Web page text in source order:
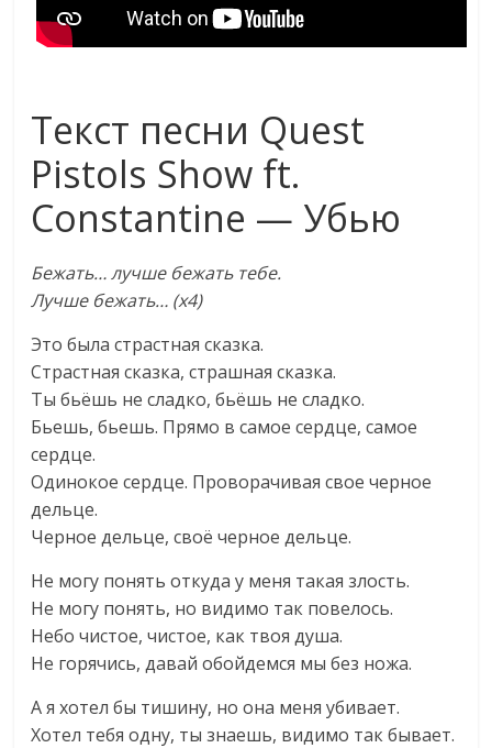
Текст песни Quest
Pistols Show ft.
Constantine — Убью
Бежать… лучше бежать тебе.
Лучше бежать… (х4)
Это была страстная сказка.
Страстная сказка, страшная сказка.
Ты бьёшь не сладко, бьёшь не сладко.
Бьешь, бьешь. Прямо в самое сердце, самое
сердце.
Одинокое сердце. Проворачивая свое черное
дельце.
Черное дельце, своё черное дельце.
Не могу понять откуда у меня такая злость.
Не могу понять, но видимо так повелось.
Небо чистое, чистое, как твоя душа.
Не горячись, давай обойдемся мы без ножа.
А я хотел бы тишину, но она меня убивает.
Хотел тебя одну, ты знаешь, видимо так бывает.